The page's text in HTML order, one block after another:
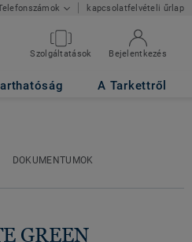
kapcsolatfelvételi űrlap
Szolgáltatások Bejelentkezés
A Tarkettről
DOKUMENTUMOK
GREEN